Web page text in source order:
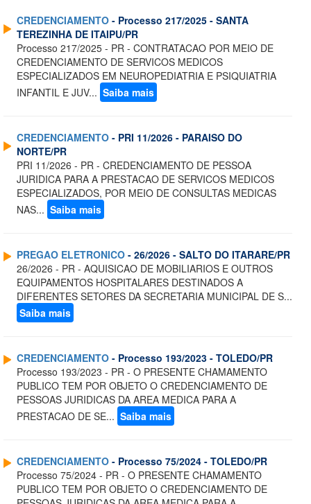
CREDENCIAMENTO - Processo 217/2025 - SANTA
TEREZINHA DE ITAIPU/PR
Processo 217/2025 - PR - CONTRATACAO POR MEIO DE
CREDENCIAMENTO DE SERVICOS MEDICOS
ESPECIALIZADOS EM NEUROPEDIATRIA E PSIQUIATRIA
INFANTIL E JUV... Saiba mais
CREDENCIAMENTO - PRI 11/2026 - PARAISO DO
NORTE/PR
PRI 11/2026 - PR - CREDENCIAMENTO DE PESSOA
JURIDICA PARA A PRESTACAO DE SERVICOS MEDICOS
ESPECIALIZADOS, POR MEIO DE CONSULTAS MEDICAS
NAS... Saiba mais
PREGAO ELETRONICO - 26/2026 - SALTO DO ITARARE/PR
26/2026 - PR - AQUISICAO DE MOBILIARIOS E OUTROS
EQUIPAMENTOS HOSPITALARES DESTINADOS A
DIFERENTES SETORES DA SECRETARIA MUNICIPAL DE S...
Saiba mais
CREDENCIAMENTO - Processo 193/2023 - TOLEDO/PR
Processo 193/2023 - PR - O PRESENTE CHAMAMENTO
PUBLICO TEM POR OBJETO O CREDENCIAMENTO DE
PESSOAS JURIDICAS DA AREA MEDICA PARA A
PRESTACAO DE SE... Saiba mais
CREDENCIAMENTO - Processo 75/2024 - TOLEDO/PR
Processo 75/2024 - PR - O PRESENTE CHAMAMENTO
PUBLICO TEM POR OBJETO O CREDENCIAMENTO DE